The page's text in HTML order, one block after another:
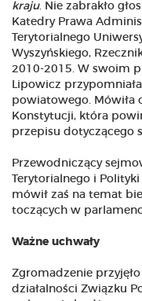
kraju. Nie zabrakło
Katedry Prawa
Terytorialnego
Wyszyńskiego,
2010-2015. W swoim
Lipowicz
powiatowego. Mówiła
Konstytucji, która
przepisu dotyczącego
Przewodniczący
Terytorialnego i
mówił zaś na temat
toczących w
Ważne uchwały
Zgromadzenie
działalności Związku